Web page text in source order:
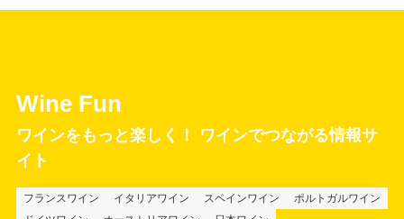
Wine Fun
ワインをもっと楽しく！ ワインでつながる情報サ
イト
フランスワイン イタリアワイン スペインワイン
ポルトガルワイン